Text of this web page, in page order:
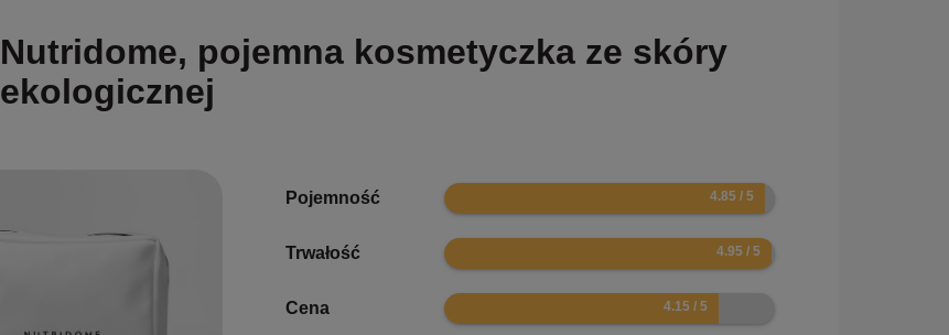
Nutridome, pojemna kosmetyczka ze skóry
ekologicznej
Pojemność 9.7
Trwałość 9.9
Cena 8.3